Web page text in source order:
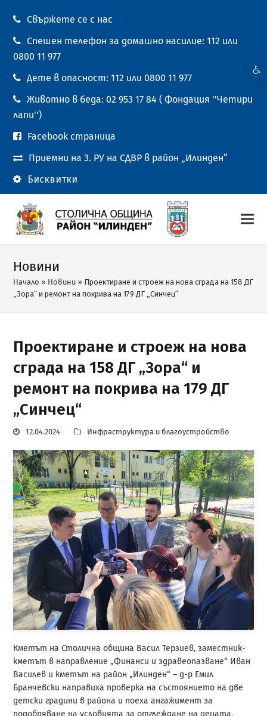
Свържете се с нас
Спешен телефон за домашно насилие: 112 или
0800 11 977
Дете в опасност: 112 или 0800 11 977
Животно в беда: 02 953 17 84 ( Фондация ''Четири
лапи'')
Facebook страница
Приемни на 3. РУ на СДВР в район „Илинден“
Бисквитки
Новини
Начало » Новини » Проектиране и строеж на нова сграда на 158 ДГ
„Зора“ и ремонт на покрива на 179 ДГ „Синчец“
Проектиране и строеж на нова
сграда на 158 ДГ „Зора“ и
ремонт на покрива на 179 ДГ
„Синчец“
12.04.2024 Инфраструктура и благоустройство
Кметът на Столична община Васил Терзиев, заместник-
кметът в направление „Финанси и здравеопазване“ Иван
Василев и кметът на район „Илинден“ – д-р Емил
Бранчевски направиха проверка на състоянието на две
детски градини в района и поеха ангажимент за